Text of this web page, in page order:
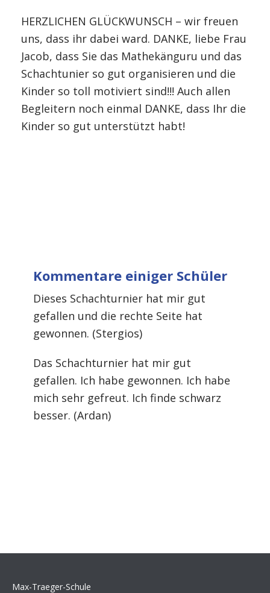
HERZLICHEN GLÜCKWUNSCH – wir freuen
uns, dass ihr dabei ward. DANKE, liebe Frau
Jacob, dass Sie das Mathekänguru und das
Schachtunier so gut organisieren und die
Kinder so toll motiviert sind!!! Auch allen
Begleitern noch einmal DANKE, dass Ihr die
Kinder so gut unterstützt habt!
Kommentare einiger Schüler
Dieses Schachturnier hat mir gut
gefallen und die rechte Seite hat
gewonnen. (Stergios)
Das Schachturnier hat mir gut
gefallen. Ich habe gewonnen. Ich habe
mich sehr gefreut. Ich finde schwarz
besser. (Ardan)
Max-Traeger-Schule